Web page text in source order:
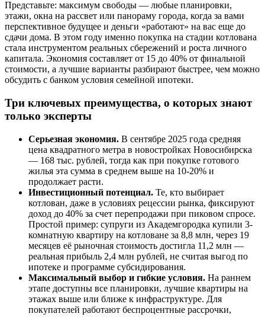
Представьте: максимум свободы — любые планировки,
этажи, окна на рассвет или панораму города, когда за вами
перспективное будущее и деньги «работают» на вас еще до
сдачи дома. В этом году именно покупка на стадии котлована
стала инструментом реальных сбережений и роста личного
капитала. Экономия составляет от 15 до 40% от финальной
стоимости, а лучшие варианты разбирают быстрее, чем можно
обсудить с банком условия семейной ипотеки.
Три ключевых преимущества, о которых знают
только эксперты
Серьезная экономия. В сентябре 2025 года средняя
цена квадратного метра в новостройках Новосибирска
— 168 тыс. рублей, тогда как при покупке готового
жилья эта сумма в среднем выше на 10-20% и
продолжает расти.
Инвестиционный потенциал. Те, кто выбирает
котлован, даже в условиях рецессии рынка, фиксируют
доход до 40% за счет перепродажи при пиковом спросе.
Простой пример: супруги из Академгородка купили 3-
комнатную квартиру на котловане за 8,8 млн, через 19
месяцев её рыночная стоимость достигла 11,2 млн —
реальная прибыль 2,4 млн рублей, не считая выгод по
ипотеке и программе субсидирования.
Максимальный выбор и гибкие условия. На раннем
этапе доступны все планировки, лучшие квартиры на
этажах выше или ближе к инфраструктуре. Для
покупателей работают беспроцентные рассрочки,